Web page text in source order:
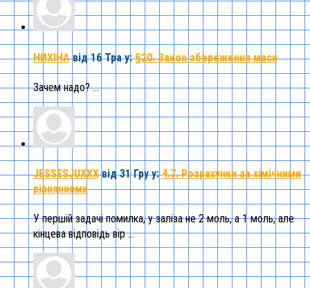
НИХІНА від 16 Трау:§20. Закон збереження маси
Зачем надо? ...
JESSESJUXXX від 31 Груу:4.7. Розрахунки за хімічними
рівняннями
У першій задачі помилка, у заліза не 2 моль, а 1 моль, але
кінцева відповідь вір ...